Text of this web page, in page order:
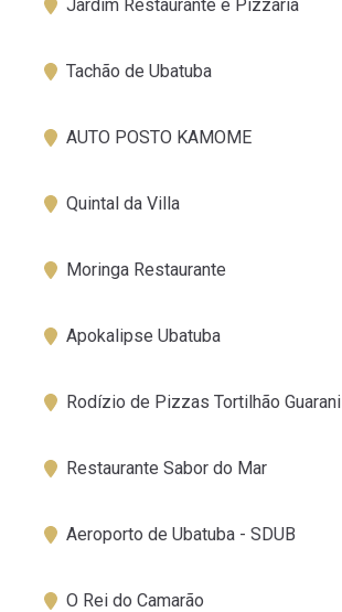
Jardim Restaurante e Pizzaria
Tachão de Ubatuba
AUTO POSTO KAMOME
Quintal da Villa
Moringa Restaurante
Apokalipse Ubatuba
Rodízio de Pizzas Tortilhão Guarani
Restaurante Sabor do Mar
Aeroporto de Ubatuba - SDUB
O Rei do Camarão